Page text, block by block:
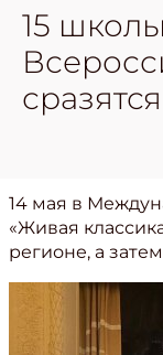
15
14 мая в
«Живая
регионе, а